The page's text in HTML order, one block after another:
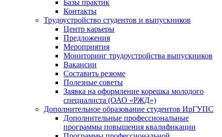
Базы практик
Контакты
Трудоустройство студентов и выпускников
Центр карьеры
Предложения
Мероприятия
Мониторинг трудоустройства выпускников
Вакансии
Составить резюме
Полезные советы
Заявка на оформление корешка молодого
специалиста (ОАО «РЖД»)
Дополнительное образование студентов ИрГУПС
Дополнительные профессиональные
программы повышения квалификации